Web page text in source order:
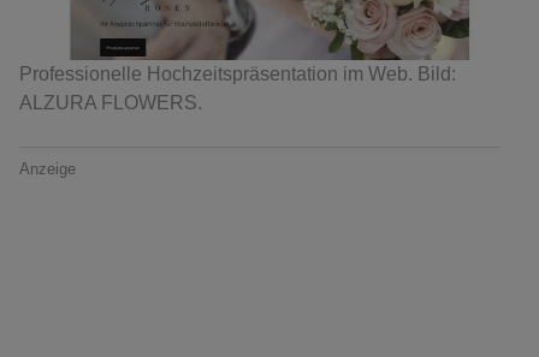
Professionelle Hochzeitspräsentation im Web. Bild:
ALZURA FLOWERS.
Anzeige